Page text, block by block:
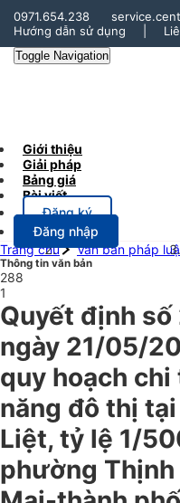
0971.654.238
Hướng dẫn sử dụng
Toggle Navigation
Giới thiệu
Giải pháp
Bảng giá
Bài viết
Đăng ký
Đăng nhập
Trang chủ
Văn bản pháp
Thông tin văn bản
288
1
Quyết định
ngày 21/05/
quy hoạch
năng đô thị
Liệt, tỷ lệ 1/
phường